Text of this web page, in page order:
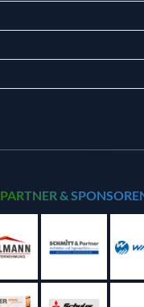
PARTNER &